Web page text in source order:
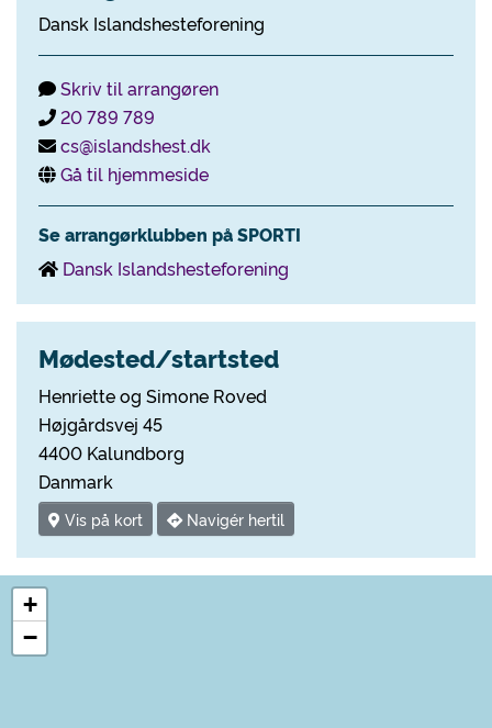
Dansk Islandshesteforening
Skriv til arrangøren
20 789 789
cs@islandshest.dk
Gå til hjemmeside
Se arrangørklubben på SPORTI
Dansk Islandshesteforening
Mødested/startsted
Henriette og Simone Roved
Højgårdsvej 45
4400 Kalundborg
Danmark
Vis på kort Navigér hertil
+
−